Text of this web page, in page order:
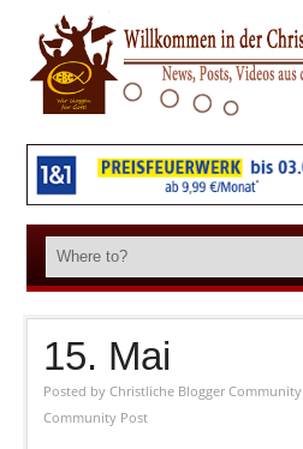
15. Mai
Posted by Christliche Blogger Community
Community Post